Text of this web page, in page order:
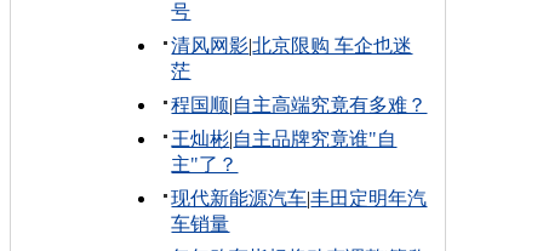
号
清风网影|北京限购 车企也迷
茫
程国顺|自主高端究竟有多难？
王灿彬|自主品牌究竟谁"自
主"了？
现代新能源汽车|丰田定明年汽
车销量